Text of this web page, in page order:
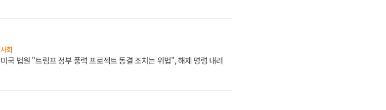
사회
미국 법원 "트럼프 정부 풍력 프로젝트 동결 조치는 위법", 해제 명령 내려